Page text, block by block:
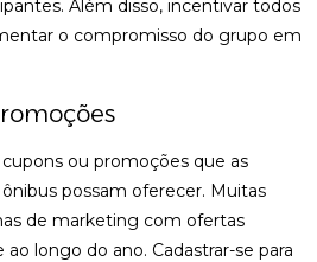
Além disso, incentivar todos
o compromisso do grupo em
ou promoções que as
possam oferecer. Muitas
de marketing com ofertas
longo do ano. Cadastrar-se para